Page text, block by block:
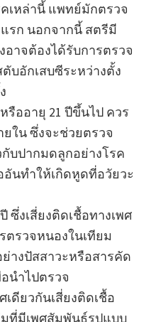
เหล่านี้ แพทย์มักตรวจ
รก นอกจากนี้ สตรีมี
อาจต้องได้รับการตรวจ
บอักเสบซีระหว่างตั้ง
ออายุ 21 ปีขึ้นไป ควร
ใน ซึ่งจะช่วยตรวจ
บปากมดลูกอย่างโรค
อันทำให้เกิดหูดที่อวัยวะ
ซึ่งเสี่ยงติดเชื้อทางเพศ
ตรวจหนองในเทียม
างปัสสาวะหรือสารคัด
นำไปตรวจ
ดียวกันเสี่ยงติดเชื้อ
ที่มีเพศสัมพันธ์รูปแบบ